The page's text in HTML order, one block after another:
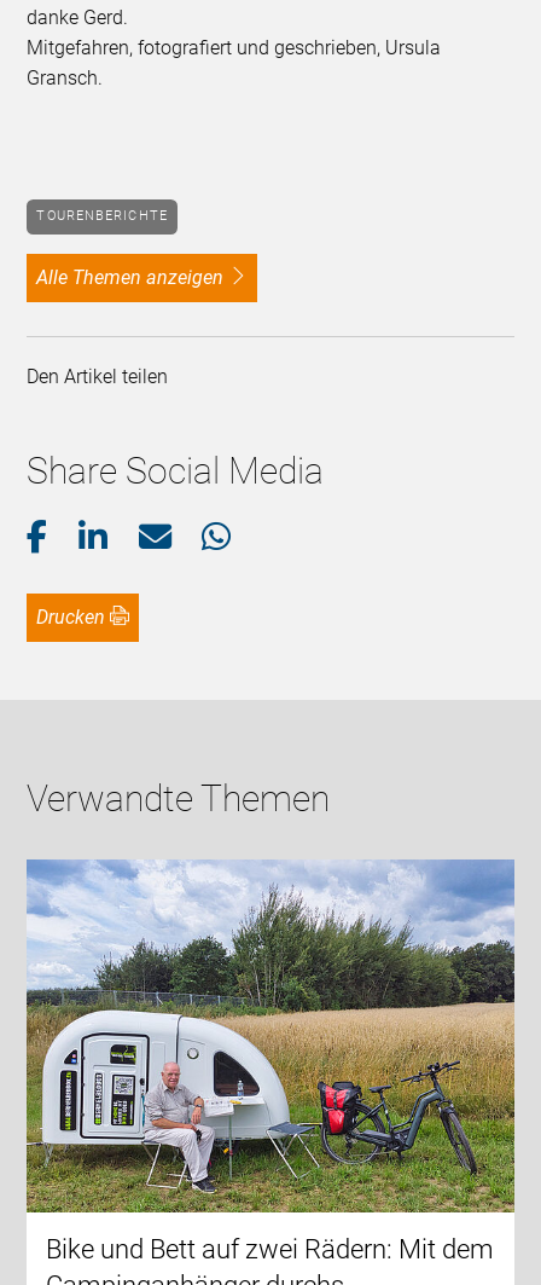
danke Gerd.
Mitgefahren, fotografiert und geschrieben, Ursula
Gransch.
TOURENBERICHTE
alle Themen anzeigen
Den Artikel teilen
Share Social Media
Drucken
Verwandte Themen
Bike und Bett auf zwei Rädern: Mit dem